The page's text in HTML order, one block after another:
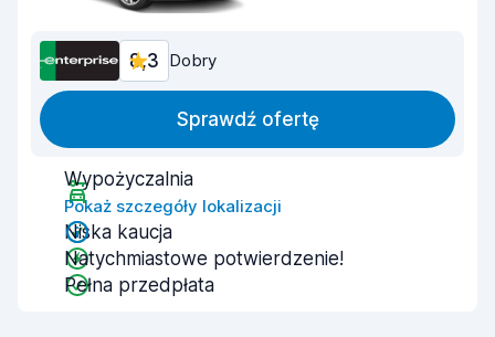
8,3 Dobry
Sprawdź ofertę
Wypożyczalnia
Pokaż szczegóły lokalizacji
Niska kaucja
Natychmiastowe potwierdzenie!
Pełna przedpłata